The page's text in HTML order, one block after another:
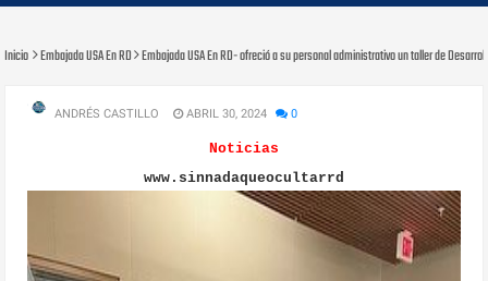
Inicio Embajada USA En RD Embajada USA En RD- ofreció a su personal administrativo un taller de
ANDRÉS CASTILLO ABRIL 30, 2024 0
Noticias
www.sinnadaqueocultarrd